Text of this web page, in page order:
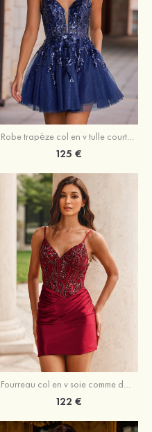
Robe trapèze col en v tulle courte/mini robe de fête de la rentrée avec poches paillettes
125 €
Fourreau col en v soie comme du satin courte/mini robe de fête de la rentrée avec paillettes
122 €